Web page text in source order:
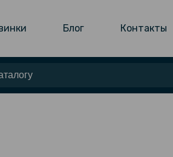
Блог Контакты